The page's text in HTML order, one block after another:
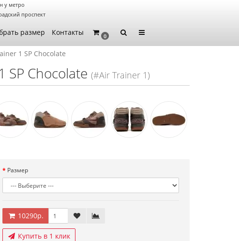
у метро
проспект
размер Контакты 0
1 SP Chocolate
SP Chocolate (#Air Trainer 1)
Размер
10290р.
Купить в 1 клик